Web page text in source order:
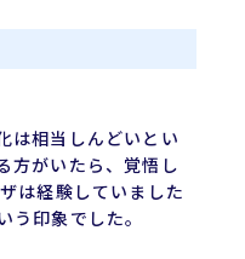
は相当しんどいとい
方がいたら、覚悟し
は経験していました
印象でした。